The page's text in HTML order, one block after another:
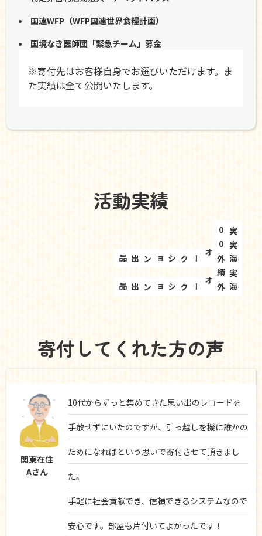
国連WFP（WFP国連世界食糧計画）
国境なき医師団「緊急チーム」募金
※寄付先はお客様自身でお選びいただけます。ま
た実績は全て公開いたします。
活動実績
実
績
0
5
実
績
0
4
海外オークション出品
実績
海外オークション出品
寄付してくれた方の声
関東在住
Aさん
10代からずっと集めてきた思い出のレコードを
手放せずにいたのですが、引っ越しを機に誰かの
ためになればという思いで寄付させて頂きまし
た。
手軽に社会貢献でき、信頼できるシステムなので
安心です。部屋も片付いてよかったです！